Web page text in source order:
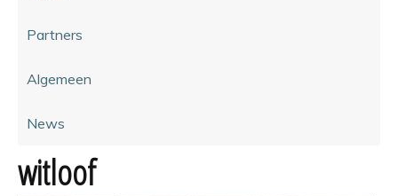
Partners
Algemeen
News
witloof